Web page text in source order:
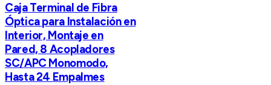
Caja Terminal de Fibra
Óptica para Instalación en
Interior, Montaje en
Pared, 8 Acopladores
SC/APC Monomodo,
Hasta 24 Empalmes